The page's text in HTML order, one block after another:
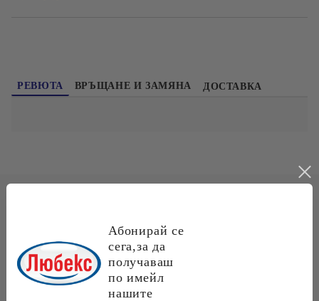
РЕВЮТА ВРЪЩАНЕ И ЗАМЯНА ДОСТАВКА
НАЙ-ПРОДАВАНИ
Абонирай се
сега,за да
получаваш
по имейл
нашите